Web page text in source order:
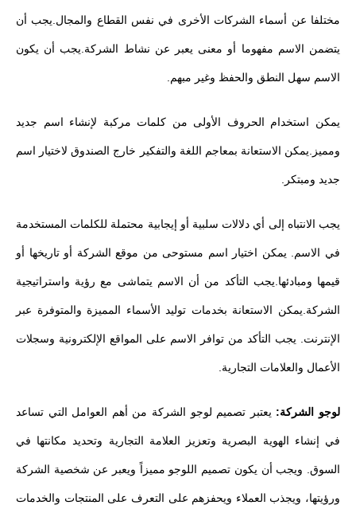
مختلفا عن أسماء الشركات الأخرى في نفس القطاع والمجال.يجب أن
يتضمن الاسم مفهوما أو معنى يعبر عن نشاط الشركة.يجب أن يكون
الاسم سهل النطق والحفظ وغير مبهم.
يمكن استخدام الحروف الأولى من كلمات مركبة لإنشاء اسم جديد
ومميز.يمكن الاستعانة بمعاجم اللغة والتفكير خارج الصندوق لاختيار اسم
جديد ومبتكر.
يجب الانتباه إلى أي دلالات سلبية أو إيجابية محتملة للكلمات المستخدمة
في الاسم. يمكن اختيار اسم مستوحى من موقع الشركة أو تاريخها أو
قيمها ومبادئها.يجب التأكد من أن الاسم يتماشى مع رؤية واستراتيجية
الشركة.يمكن الاستعانة بخدمات توليد الأسماء المميزة والمتوفرة عبر
الإنترنت. يجب التأكد من توافر الاسم على المواقع الإلكترونية وسجلات
الأعمال والعلامات التجارية.
لوجو الشركة: يعتبر تصميم لوجو الشركة من أهم العوامل التي تساعد
في إنشاء الهوية البصرية وتعزيز العلامة التجارية وتحديد مكانتها في
السوق. ويجب أن يكون تصميم اللوجو مميزاً ويعبر عن شخصية الشركة
ورؤيتها، ويجذب العملاء ويحفزهم على التعرف على المنتجات والخدمات